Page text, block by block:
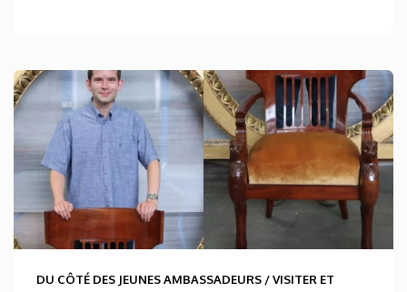
DU CÔTÉ DES JEUNES AMBASSADEURS /VISITER ET